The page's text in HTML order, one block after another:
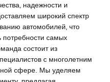
надежности и
широкий спектр
автомобилей‚ что
потребности самых
состоит из
с многолетним
сфере. Мы уделяем